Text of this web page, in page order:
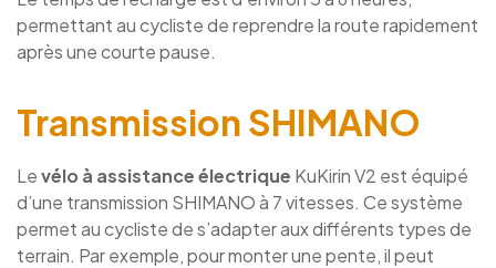
permettant au cycliste de reprendre la route rapidement
après une courte pause.
Transmission SHIMANO
Levélo à assistance électrique KuKirin V2 est équipé
d’une transmission SHIMANO à 7 vitesses. Ce système
permet au cycliste de s’adapter aux différents types de
terrain. Par exemple, pour monter une pente, il peut